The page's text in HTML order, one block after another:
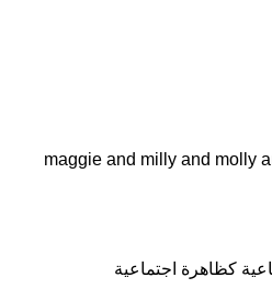
كظاهرة اجتماعية